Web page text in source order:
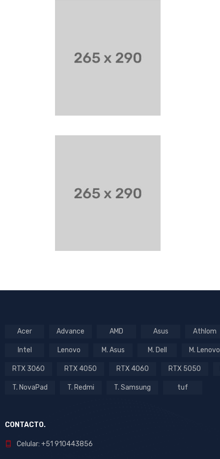
Acer Advance AMD Asus Athlom
Intel Lenovo M. Asus M. Dell M. Lenovo
RTX 3060 RTX 4050 RTX 4060 RTX 5050
T. NovaPad T. Redmi T. Samsung tuf
CONTACTO.
Celular: +51 910443856